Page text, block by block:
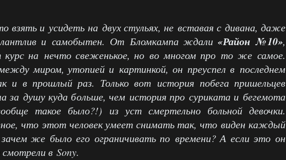
взять и усидеть на двух стульях, не вставая с дивана, даже
и самобытен. От Бломкампа ждали«Район №10»,
курс на нечто свеженькое, но во многом про то же самое.
миром, утопией и картинкой, он преуспел в последнем
и в прошлый раз. Только вот история побега пришельцев
за душу куда больше, чем история про суриката и бегемота
такое было?!) из уст смертельно больной девочки.
что этот человек умеет снимать так, что виден каждый
же было его ограничивать по времени? А если это он
в Sony.